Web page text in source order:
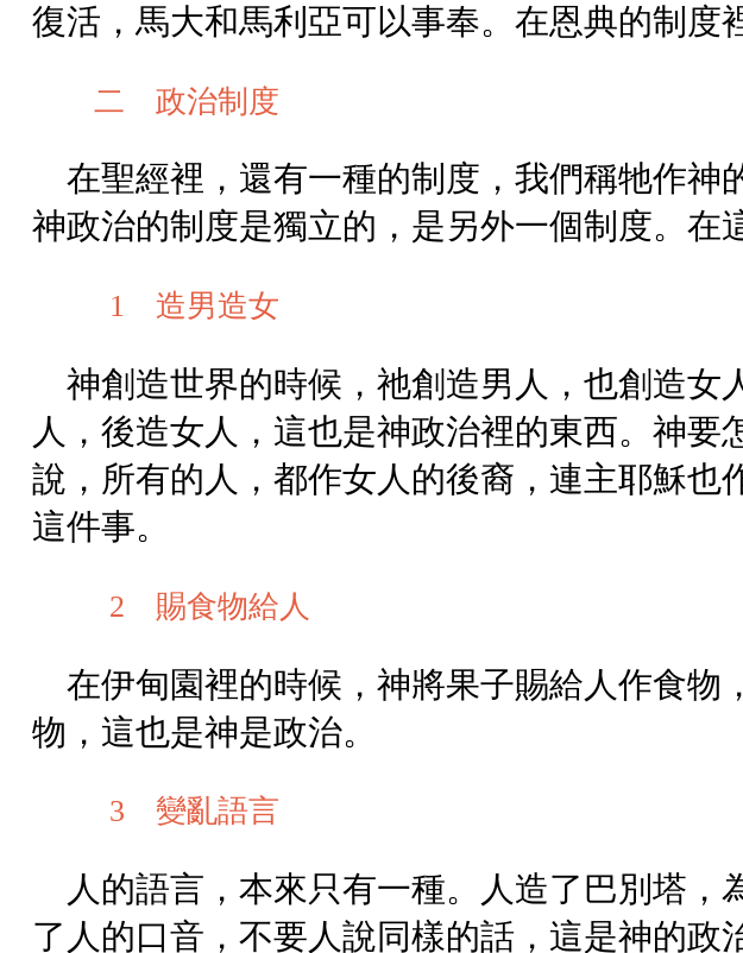
復活，馬大和馬利亞可以事奉。在恩典的制度
二 政治制度
在聖經裡，還有一種的制度，我們稱牠作神
神政治的制度是獨立的，是另外一個制度。在
1 造男造女
神創造世界的時候，祂創造男人，也創造女
人，後造女人，這也是神政治裡的東西。神
說，所有的人，都作女人的後裔，連主耶穌
這件事。
2 賜食物給人
在伊甸園裡的時候，神將果子賜給人作食
物，這也是神是政治。
3 變亂語言
人的語言，本來只有一種。人造了巴別塔
了人的口音，不要人說同樣的話，這是神的